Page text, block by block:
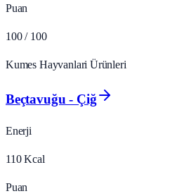
Puan
100 / 100
Kumes Hayvanlari Ürünleri
Beçtavuğu - Çiğ
Enerji
110 Kcal
Puan